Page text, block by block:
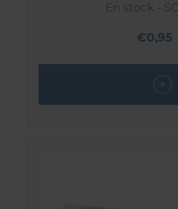
En stock -
€0,95